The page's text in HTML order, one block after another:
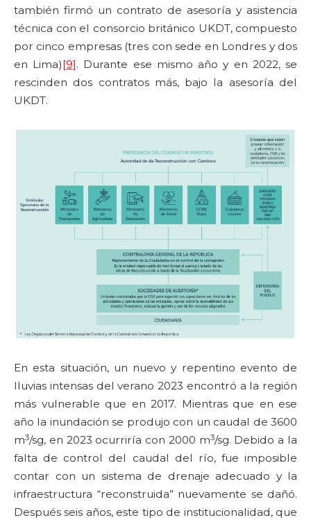
también firmó un contrato de asesoría y asistencia
técnica con el consorcio británico UKDT, compuesto
por cinco empresas (tres con sede en Londres y dos
en Lima)[9]. Durante ese mismo año y en 2022, se
rescinden dos contratos más, bajo la asesoría del
UKDT.
En esta situación, un nuevo y repentino evento de
lluvias intensas del verano 2023 encontró a la región
más vulnerable que en 2017. Mientras que en ese
año la inundación se produjo con un caudal de 3600
m3/sg, en 2023 ocurriría con 2000 m3/sg. Debido a la
falta de control del caudal del río, fue imposible
contar con un sistema de drenaje adecuado y la
infraestructura “reconstruida” nuevamente se dañó.
Después seis años, este tipo de institucionalidad, que